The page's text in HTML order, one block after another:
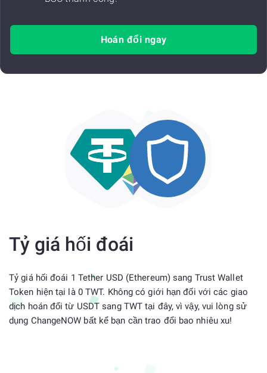
Hoán đổi ngay
Tỷ giá hối đoái
Tỷ giá hối đoái 1 Tether USD (Ethereum) sang Trust Wallet
Token hiện tại là 0 TWT. Không có giới hạn đối với các giao
dịch hoán đổi từ USDT sang TWT tại đây, vì vậy, vui lòng sử
dụng ChangeNOW bất kể bạn cần trao đổi bao nhiêu xu!